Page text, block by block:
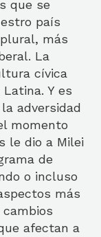
que se
país
más
La
cívica
Y es
adversidad
momento
le dio a Milei
de
o incluso
más
afectan a